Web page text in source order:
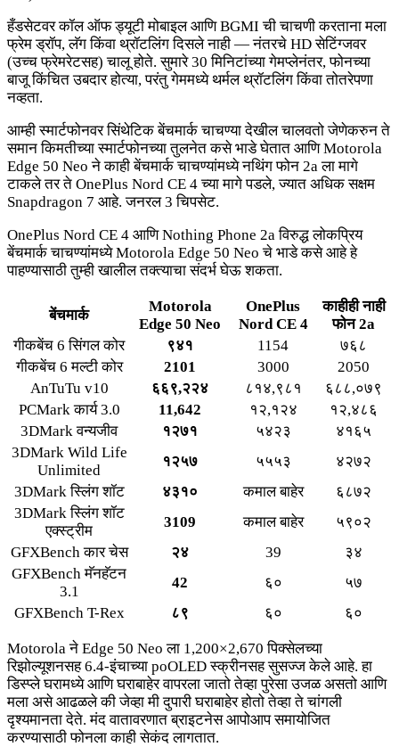
हँडसेटवर कॉल ऑफ ड्यूटी मोबाइल आणि BGMI ची चाचणी करताना मला
फ्रेम ड्रॉप, लॅग किंवा थ्रॉटलिंग दिसले नाही — नंतरचे HD सेटिंग्जवर
(उच्च फ्रेमरेटसह) चालू होते. सुमारे 30 मिनिटांच्या गेमप्लेनंतर, फोनच्या
बाजू किंचित उबदार होत्या, परंतु गेममध्ये थर्मल थ्रॉटलिंग किंवा तोतरेपणा
नव्हता.
आम्ही स्मार्टफोनवर सिंथेटिक बेंचमार्क चाचण्या देखील चालवतो जेणेकरुन ते
समान किमतीच्या स्मार्टफोनच्या तुलनेत कसे भाडे घेतात आणि Motorola
Edge 50 Neo ने काही बेंचमार्क चाचण्यांमध्ये नथिंग फोन 2a ला मागे
टाकले तर ते OnePlus Nord CE 4 च्या मागे पडले, ज्यात अधिक सक्षम
Snapdragon 7 आहे. जनरल 3 चिपसेट.
OnePlus Nord CE 4 आणि Nothing Phone 2a विरुद्ध लोकप्रिय
बेंचमार्क चाचण्यांमध्ये Motorola Edge 50 Neo चे भाडे कसे आहे हे
पाहण्यासाठी तुम्ही खालील तक्त्याचा संदर्भ घेऊ शकता.
बेंचमार्क
Motorola
Edge 50 Neo
OnePlus
Nord CE 4
काहीही नाही
फोन 2a
गीकबेंच 6 सिंगल कोर
९४१ 1154
७६८
गीकबेंच 6 मल्टी कोर
2101 3000
2050
AnTuTu v10
६६९,२२४ ८१४,९८१
६८८,०७९
PCMark कार्य 3.0
11,642 १२,१२४
१२,४८६
3DMark वन्यजीव
१२७१ ५४२३
४१६५
3DMark Wild Life
Unlimited
१२५७ ५५५३
४२७२
3DMark स्लिंग शॉट
४३१० कमाल बाहेर
६८७२
3DMark स्लिंग शॉट
एक्स्ट्रीम
3109 कमाल बाहेर
५९०२
GFXBench कार चेस
२४ 39
३४
GFXBench मॅनहॅटन
3.1
42 ६०
५७
GFXBench T-Rex
८९ ६० ६०
Motorola ने Edge 50 Neo ला 1,200×2,670 पिक्सेलच्या
रिझोल्यूशनसह 6.4-इंचाच्या poOLED स्क्रीनसह सुसज्ज केले आहे. हा
डिस्प्ले घरामध्ये आणि घराबाहेर वापरला जातो तेव्हा पुरेसा उजळ असतो आणि
मला असे आढळले की जेव्हा मी दुपारी घराबाहेर होतो तेव्हा ते चांगली
दृश्यमानता देते. मंद वातावरणात ब्राइटनेस आपोआप समायोजित
करण्यासाठी फोनला काही सेकंद लागतात.